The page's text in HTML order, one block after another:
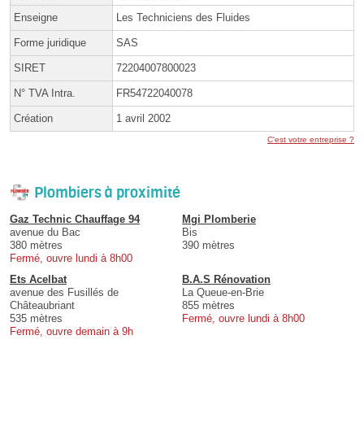
Enseigne Les Techniciens des Fluides
Forme juridique SAS
SIRET 72204007800023
N° TVA Intra. FR54722040078
Création 1 avril 2002
C'est votre entreprise ?
Plombiers à proximité
Gaz Technic Chauffage 94
avenue du Bac
380 mètres
Fermé, ouvre lundi à 8h00
Mgi Plomberie
Bis
390 mètres
Ets Acelbat
avenue des Fusillés de
Châteaubriant
535 mètres
Fermé, ouvre demain à 9h
B.A.S Rénovation
La Queue-en-Brie
855 mètres
Fermé, ouvre lundi à 8h00